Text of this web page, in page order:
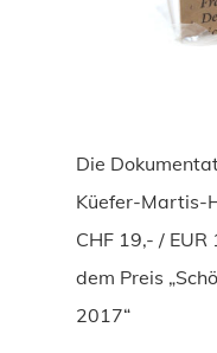
Die
Küefer-Martis-
CHF 19,- /
dem Preis
2017“